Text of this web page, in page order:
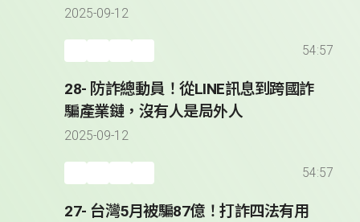
攔截可疑帳戶？
2025-09-12
54:57
28- 防詐總動員！從LINE訊息到跨國詐
騙產業鏈，沒有人是局外人
2025-09-12
54:57
27- 台灣5月被騙87億！打詐四法有用